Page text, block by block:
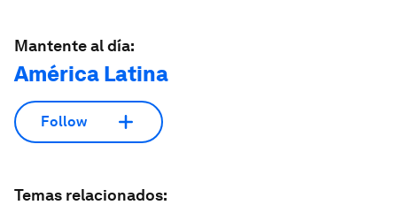
Mantente al día:
América Latina
Follow
Temas relacionados: